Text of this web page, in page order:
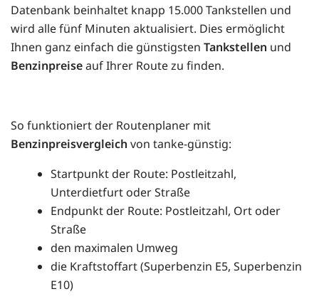
Datenbank beinhaltet knapp 15.000 Tankstellen und
wird alle fünf Minuten aktualisiert. Dies ermöglicht
Ihnen ganz einfach die günstigsten Tankstellen und
Benzinpreiseauf Ihrer Route zu finden.
So funktioniert der Routenplaner mit
Benzinpreisvergleich von tanke-günstig:
Startpunkt der Route: Postleitzahl,
Unterdietfurt oder Straße
Endpunkt der Route: Postleitzahl, Ort oder
Straße
den maximalen Umweg
die Kraftstoffart (Superbenzin E5, Superbenzin
E10)